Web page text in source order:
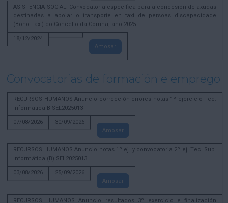
ASISTENCIA SOCIAL. Convocatoria específica para a concesión de axudas
destinadas a apoiar o transporte en taxi de persoas discapacidade
(Bono-Taxi) do Concello da Coruña, año 2025
18/12/2024
Amosar
Convocatorias de formación e emprego
RECURSOS HUMANOS Anuncio corrección errores notas 1º ejercicio Tec.
Informatica B SEL2025013
07/08/2026
30/09/2026
Amosar
RECURSOS HUMANOS Anuncio notas 1º ej. y convocatoria 2º ej. Tec. Sup.
Informática (B) SEL2025013
03/08/2026
25/09/2026
Amosar
RECURSOS HUMANOS Anuncio resultados 3º exercicio e finalización